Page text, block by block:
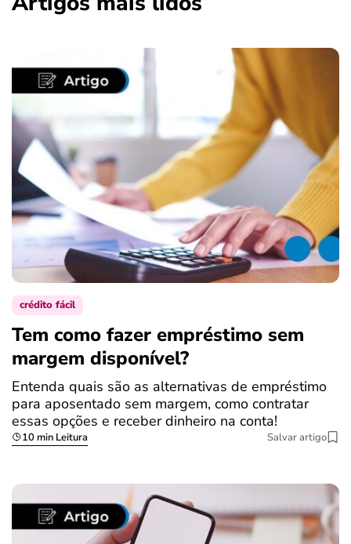
crédito fácil
Tem como fazer empréstimo sem
margem disponível?
Entenda quais são as alternativas de empréstimo
para aposentado sem margem, como contratar
essas opções e receber dinheiro na conta!
10 min Leitura Salvar artigo